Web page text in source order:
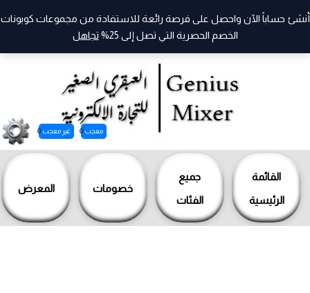
القائمة
الرئيسية
جميع
الفئات
خصومات المعرض
معجب 0 غير معجب 0
أنشئ حساباً الآن واحصل على فرصة رائعة للاستفادة من مجموعات كوبونات
الخصم الحصرية التي تصل إلى 25%
تجاهل
تخطي